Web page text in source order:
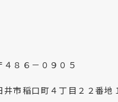
８６－０９０５
井市稲口町４丁目２２番地